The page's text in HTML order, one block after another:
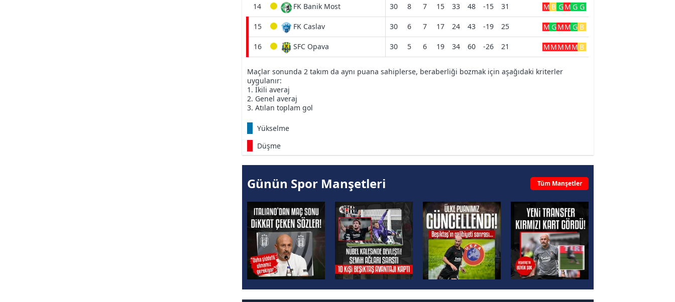
14 FK Banik Most 30 8 7 15 33 48 -15 31 M B GM G G
15 FK Caslav 30 6 7 17 24 43 -19 25 M GMM G B
16 SFC Opava 30 5 6 19 34 60 -26 21 MMMMM B
Maçlar sonunda 2 takım da aynı puana sahiplerse, beraberliği bozmak için aşağıdaki kriterler
uygulanır:
1. İkili averaj
2. Genel averaj
3. Atılan toplam gol
Yükselme
Düşme
Günün Spor Manşetleri Tüm Manşetler